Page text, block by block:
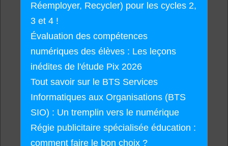
Réemployer, Recycler) pour les cycles 2,
3 et 4 !
Évaluation des compétences
numériques des élèves : Les leçons
inédites de l'étude Pix 2026
Tout savoir sur le BTS Services
Informatiques aux Organisations (BTS
SIO) : Un tremplin vers le numérique
Régie publicitaire spécialisée éducation :
comment faire le bon choix ?